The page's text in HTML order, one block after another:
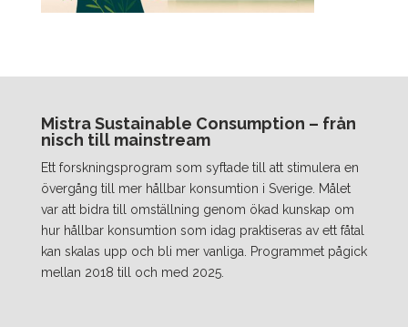
Mistra Sustainable Consumption – från
nisch till mainstream
Ett forskningsprogram som syftade till att stimulera en
övergång till mer hållbar konsumtion i Sverige. Målet
var att bidra till omställning genom ökad kunskap om
hur hållbar konsumtion som idag praktiseras av ett fåtal
kan skalas upp och bli mer vanliga. Programmet pågick
mellan 2018 till och med 2025.